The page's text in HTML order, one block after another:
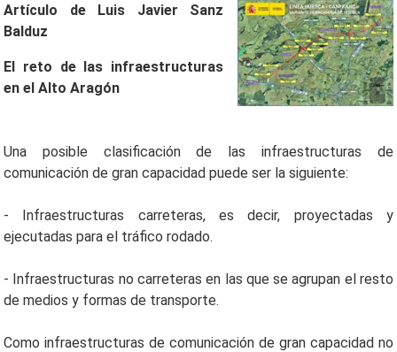
Artículo de Luis Javier Sanz
Balduz
El reto de las infraestructuras
en el Alto Aragón
Una posible clasificación de las infraestructuras de
comunicación de gran capacidad puede ser la siguiente:
- Infraestructuras carreteras, es decir, proyectadas y
ejecutadas para el tráfico rodado.
- Infraestructuras no carreteras en las que se agrupan el resto
de medios y formas de transporte.
Como infraestructuras de comunicación de gran capacidad no